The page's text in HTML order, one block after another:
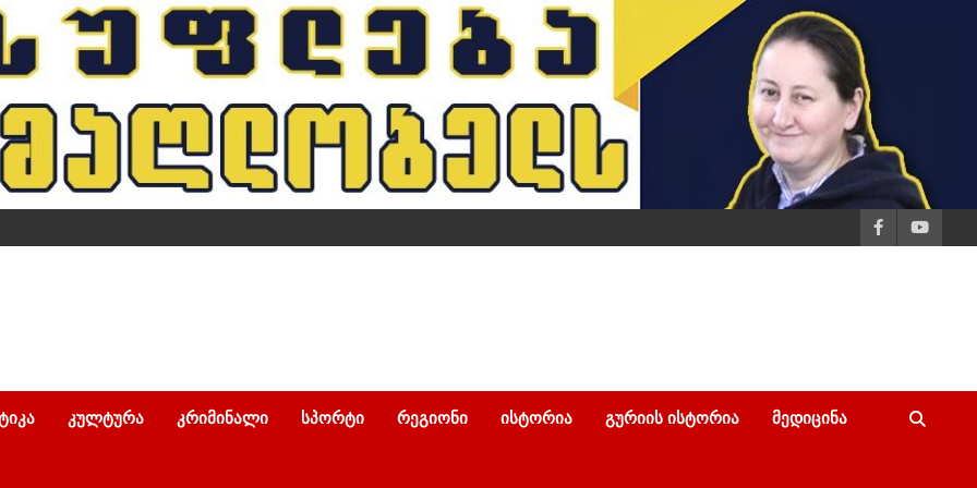
ᲙᲣᲚᲢᲣᲠᲐ ᲙᲠᲘᲛᲘᲜᲐᲚᲘ ᲡᲞᲝᲠᲢᲘ ᲠᲔᲒᲘᲝᲜᲘ ᲘᲡᲢᲝᲠᲘᲐ ᲒᲣᲠᲘᲘᲡ ᲘᲡᲢᲝᲠᲘᲐ ᲛᲔᲓᲘᲪᲘᲜᲐ